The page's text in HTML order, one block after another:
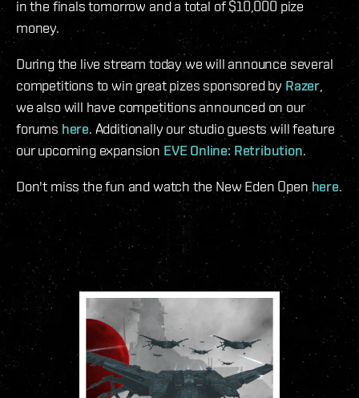
in the finals tomorrow and a total of $10,000 pize
money.
During the live stream today we will announce several
competitions to win great pizes sponsored by Razer,
we also will have competitions announced on our
forums here. Additionally our studio guests will feature
our upcoming expansion EVE Online: Retribution.
Don't miss the fun and watch the New Eden Open here.